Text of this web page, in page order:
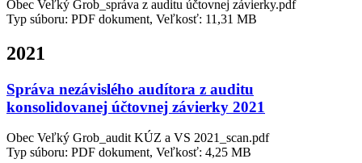
Obec Veľký Grob_správa z auditu účtovnej závierky.pdf
Typ súboru: PDF dokument, Veľkosť: 11,31 MB
2021
Správa nezávislého audítora z auditu
konsolidovanej účtovnej závierky 2021
Obec Veľký Grob_audit KÚZ a VS 2021_scan.pdf
Typ súboru: PDF dokument, Veľkosť: 4,25 MB